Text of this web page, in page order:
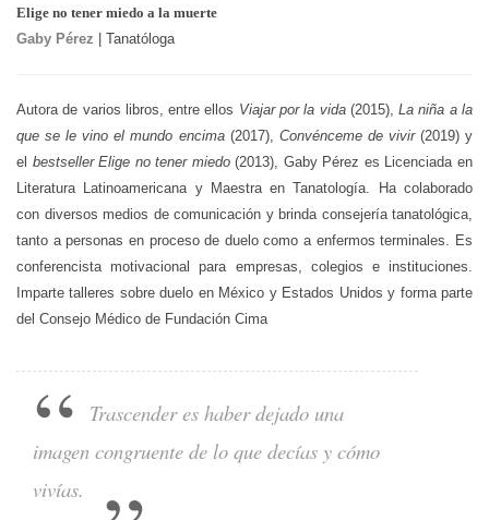
Elige no tener miedo a la muerte
Gaby Pérez | Tanatóloga
Autora de varios libros, entre ellos Viajar por la vida(2015),La niña a la
que se le vino el mundo encima(2017), Convénceme de vivir(2019) y
el bestseller Elige no tener miedo(2013), Gaby Pérez es Licenciada en
Literatura Latinoamericana y Maestra en Tanatología. Ha colaborado
con diversos medios de comunicación y brinda consejería tanatológica,
tanto a personas en proceso de duelo como a enfermos terminales. Es
conferencista motivacional para empresas, colegios e instituciones.
Imparte talleres sobre duelo en México y Estados Unidos y forma parte
del Consejo Médico de Fundación Cima
Trascender es haber dejado una
imagen congruente de lo que decías y cómo
vivías.